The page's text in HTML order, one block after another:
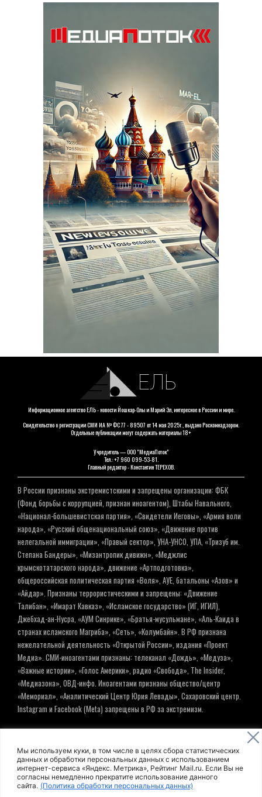
Мы используем куки, в том числе в целях сбора статистических
данных и обработки персональных данных с использованием
интернет-сервиса «Яндекс. Метрика», Рейтинг Mail.ru. Если Вы не
согласны немедленно прекратите использование данного
сайта. (Политика обработки персональных данных)
ЕЛЬ
Информационное агентство ЕЛЬ - новости Йошкар-Олы и Марий Эл, интересное в России и мире.
Свидетельство о регистрации СМИ ИА № ФС 77 - 89507 от 14 мая 2025г., выдано Роскомнадзором.
Отдельные публикации могут содержать материалы 18+
Учредитель — ООО "МедиаПоток"
Тел.: +7 960 099-53-81.
Главный редактор - Константин ТЕРЕХОВ.
В России признаны экстремистскими и запрещены организации: ФБК
(Фонд борьбы с коррупцией, признан иноагентом), Штабы Навального,
«Национал-большевистская партия», «Свидетели Иеговы», «Армия воли
народа», «Русский общенациональный союз», «Движение против
нелегальной иммиграции», «Правый сектор», УНА-УНСО, УПА, «Тризуб им.
Степана Бандеры», «Мизантропик дивижн», «Меджлис
крымскотатарского народа», движение «Артподготовка»,
общероссийская политическая партия «Воля», АУЕ, батальоны «Азов» и
«Айдар». Признаны террористическими и запрещены: «Движение
Талибан», «Имарат Кавказ», «Исламское государство» (ИГ, ИГИЛ),
Джебхад-ан-Нусра, «АУМ Синрике», «Братья-мусульмане», «Аль-Каида в
странах исламского Магриба», «Сеть», «Колумбайн». В РФ признана
нежелательной деятельность «Открытой России», издания «Проект
Медиа». СМИ-иноагентами признаны: телеканал «Дождь», «Медуза»,
«Важные истории», «Голос Америки», радио «Свобода», The Insider,
«Медиазона», ОВД-инфо. Иноагентами признаны общество/центр
«Мемориал», «Аналитический Центр Юрия Левады», Сахаровский центр.
Instagram и Facebook (Metа) запрещены в РФ за экстремизм.
© ИНФОРМАЦИОННОЕ АГЕНТСТВО ЕЛЬ
Политика обработки персональных данных
Пользовательское соглашение